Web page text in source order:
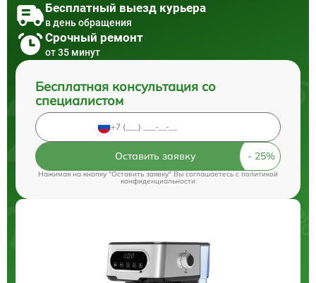
Бесплатный выезд курьера
в день обращения
Срочный ремонт
от 35 минут
Бесплатная консультация со
специалистом
Оставить заявку
Нажимая на кнопку "Оставить заявку" Вы соглашаетесь cполитикой
конфиденциальности